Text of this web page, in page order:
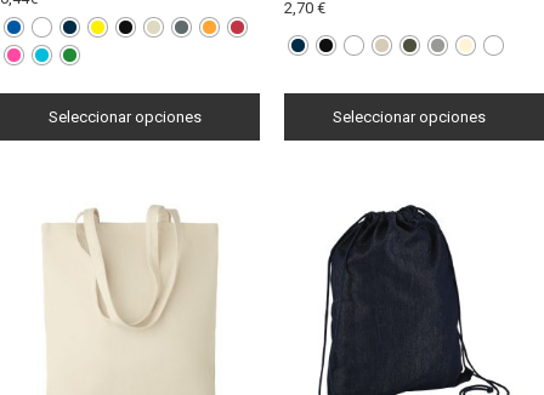
Seleccionar opciones
2,70 €
Seleccionar opciones